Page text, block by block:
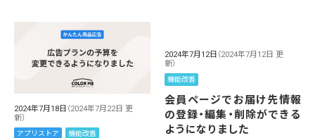
2024年7月18日 （2024年7月22日 更
新）
アプリストア 機能改善
2024年7月12日 （2024年7月12日 更
新）
機能改善
会員ページでお届け先情報
の登録・編集・削除ができる
ようになりました